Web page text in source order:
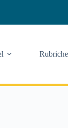
Rubriche